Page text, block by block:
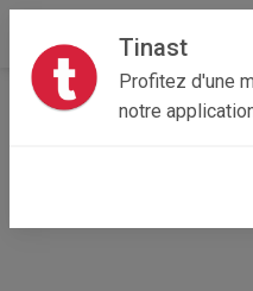
Tinast
Profitez d'une
notre
Accueil Véhicules